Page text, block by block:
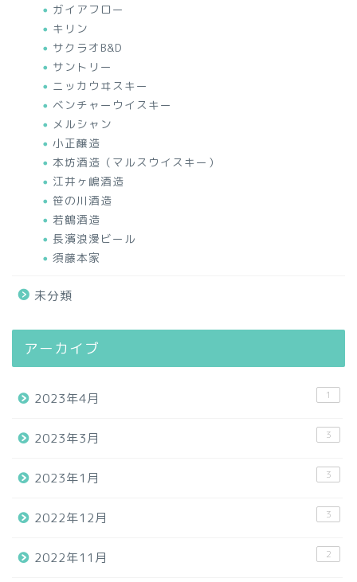
ガイアフロー
キリン
サクラオB&D
サントリー
ニッカウヰスキー
ベンチャーウイスキー
メルシャン
小正醸造
本坊酒造（マルスウイスキー）
江井ヶ嶋酒造
笹の川酒造
若鶴酒造
長濱浪漫ビール
須藤本家
未分類
アーカイブ
2023年4月 1
2023年3月 3
2023年1月 3
2022年12月 3
2022年11月 2